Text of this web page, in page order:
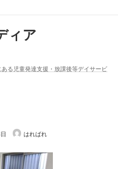
ィア
る児童発達支援・放課後等デイサービ
はればれ